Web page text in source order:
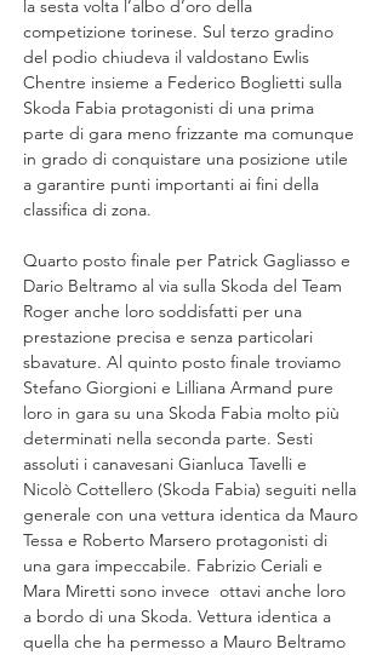
la sesta volta l’albo d’oro della
competizione torinese. Sul terzo gradino
del podio chiudeva il valdostano Ewlis
Chentre insieme a Federico Boglietti sulla
Skoda Fabia protagonisti di una prima
parte di gara meno frizzante ma comunque
in grado di conquistare una posizione utile
a garantire punti importanti ai fini della
classifica di zona.
Quarto posto finale per Patrick Gagliasso e
Dario Beltramo al via sulla Skoda del Team
Roger anche loro soddisfatti per una
prestazione precisa e senza particolari
sbavature. Al quinto posto finale troviamo
Stefano Giorgioni e Lilliana Armand pure
loro in gara su una Skoda Fabia molto più
determinati nella seconda parte. Sesti
assoluti i canavesani Gianluca Tavelli e
Nicolò Cottellero (Skoda Fabia) seguiti nella
generale con una vettura identica da Mauro
Tessa e Roberto Marsero protagonisti di
una gara impeccabile. Fabrizio Ceriali e
Mara Miretti sono invece  ottavi anche loro
a bordo di una Skoda. Vettura identica a
quella che ha permesso a Mauro Beltramo